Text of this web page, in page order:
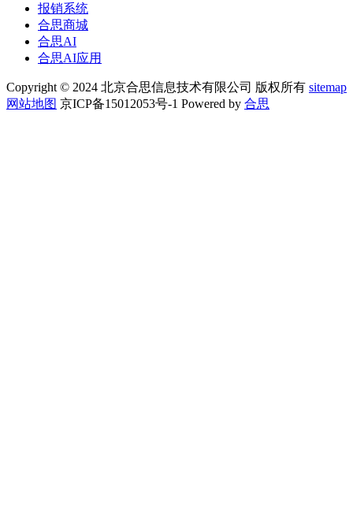
报销系统
合思商城
合思AI
合思AI应用
Copyright © 2024 北京合思信息技术有限公司 版权所有 sitemap
网站地图 京ICP备15012053号-1 Powered by 合思